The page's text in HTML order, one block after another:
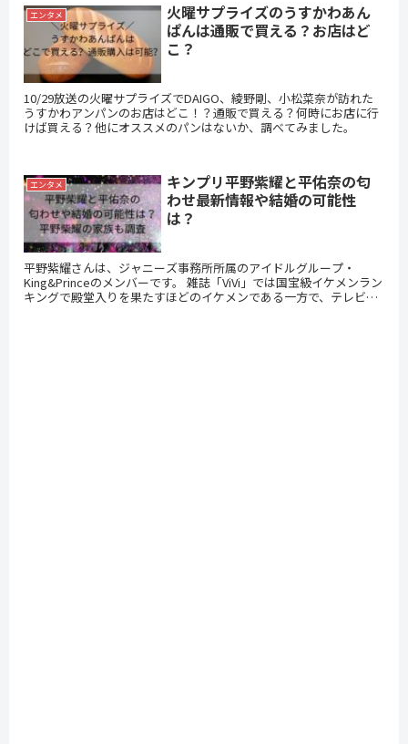
エンタメ
火曜サプライズのうすかわあん
ぱんは通販で買える？お店はど
こ？
10/29放送の火曜サプライズでDAIGO、綾野剛、小松菜奈が訪れた
うすかわアンパンのお店はどこ！？通販で買える？何時にお店に行
けば買える？他にオススメのパンはないか、調べてみました。
エンタメ
キンプリ平野紫耀と平佑奈の匂
わせ最新情報や結婚の可能性
は？
平野紫耀さんは、ジャニーズ事務所所属のアイドルグループ・
King&Princeのメンバーです。 雑誌「ViVi」では国宝級イケメンラン
キングで殿堂入りを果たすほどのイケメンである一方で、テレビや